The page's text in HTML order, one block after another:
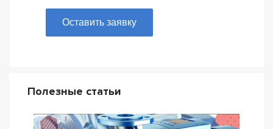
Оставить заявку
Полезные статьи